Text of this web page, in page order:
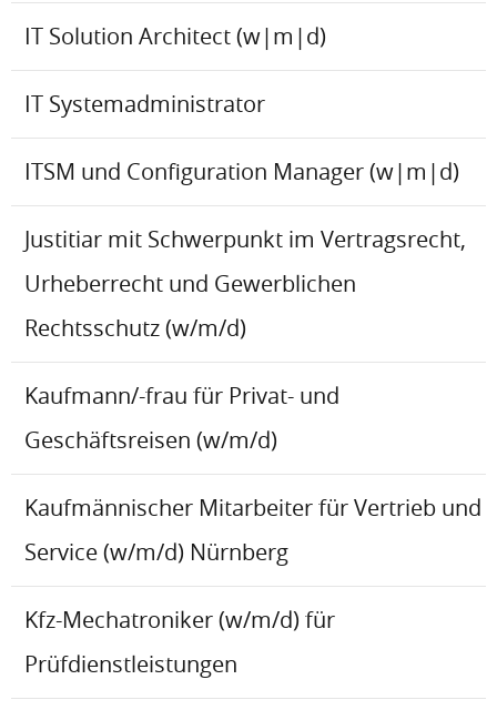
IT Solution Architect (w|m|d)
IT Systemadministrator
ITSM und Configuration Manager (w|m|d)
Justitiar mit Schwerpunkt im Vertragsrecht,
Urheberrecht und Gewerblichen
Rechtsschutz (w/m/d)
Kaufmann/-frau für Privat- und
Geschäftsreisen (w/m/d)
Kaufmännischer Mitarbeiter für Vertrieb und
Service (w/m/d) Nürnberg
Kfz-Mechatroniker (w/m/d) für
Prüfdienstleistungen